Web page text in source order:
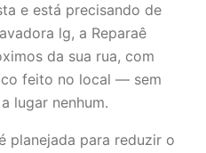
e está precisando de
lg, a Reparaê
da sua rua, com
feito no local — sem
lugar nenhum.
planejada para reduzir o